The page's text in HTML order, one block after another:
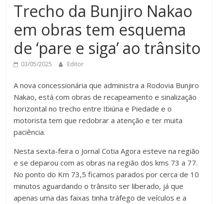
Trecho da Bunjiro Nakao
em obras tem esquema
de ‘pare e siga’ ao trânsito
03/05/2025 Editor
A nova concessionária que administra a Rodovia Bunjiro
Nakao, está com obras de recapeamento e sinalização
horizontal no trecho entre Ibiúna e Piedade e o
motorista tem que redobrar a atenção e ter muita
paciência.
Nesta sexta-feira o Jornal Cotia Agora esteve na região
e se deparou com as obras na região dos kms 73 a 77.
No ponto do Km 73,5 ficamos parados por cerca de 10
minutos aguardando o trânsito ser liberado, já que
apenas uma das faixas tinha tráfego de veículos e a